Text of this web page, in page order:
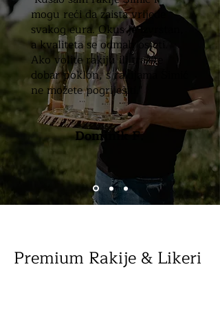
mogu reći da zaista vrijede
svakog eura. Okus je izvrstan,
a kvaliteta se odmah osjeti.
Ako volite rakiju ili tražite
dobar poklon, s rakijama Šimić
ne možete pogriješiti."
Dominik F.
Premium Rakije & Likeri